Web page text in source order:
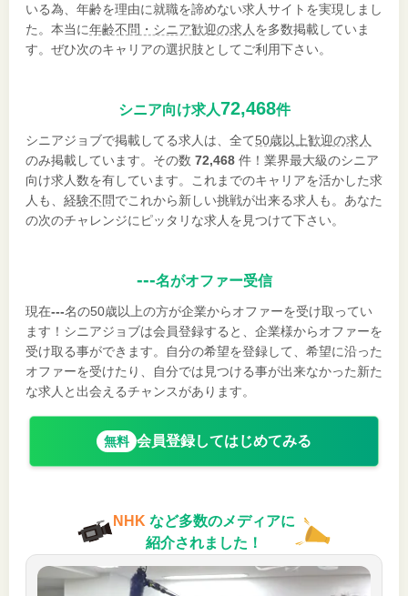
いる為、年齢を理由に就職を諦めない求人サイトを実現しまし
た。本当に年齢不問・シニア歓迎の求人 を多数掲載していま
す。ぜひ次のキャリアの選択肢としてご利用下さい。
シニア向け求人72,468件
シニアジョブで掲載してる求人は、全て50歳以上歓迎の求人
のみ掲載しています。その数 72,468 件！業界最大級のシニア
向け求人数を有しています。これまでのキャリアを活かした求
人も、 経験不問でこれから新しい挑戦が出来る求人も。あなた
の次のチャレンジにピッタリな求人を見つけて下さい。
---名がオファー受信
現在---名の50歳以上の方が企業からオファーを受け取ってい
ます！シニアジョブは会員登録すると、企業様からオファーを
受け取る事ができます。自分の希望を登録して、希望に沿った
オファーを受けたり、自分では見つける事が出来なかった新た
な求人と出会えるチャンスがあります。
無料 会員登録してはじめてみる
NHK など多数のメディアに
紹介されました！